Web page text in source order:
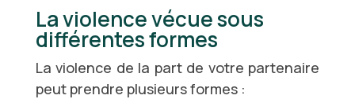
La violence vécue sous
différentes formes
La violence de la part de votre partenaire
peut prendre plusieurs formes :